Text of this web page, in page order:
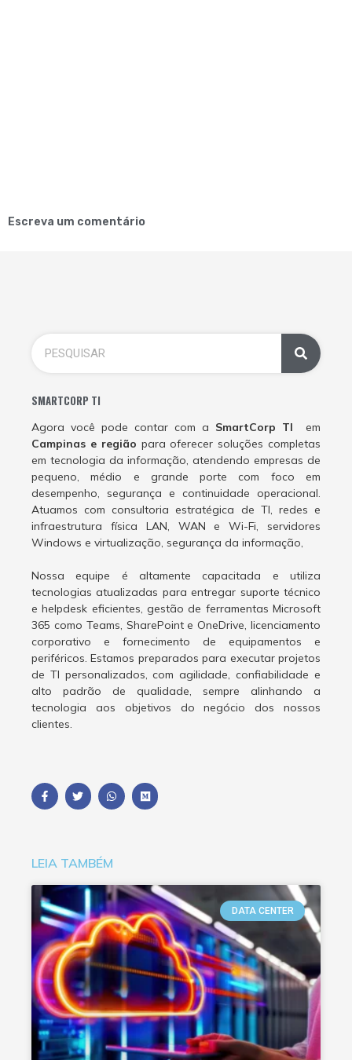
Escreva um comentário
SMARTCORP TI
Agora você pode contar com a SmartCorp TI em
Campinas e região para oferecer soluções completas
em tecnologia da informação, atendendo empresas de
pequeno, médio e grande porte com foco em
desempenho, segurança e continuidade operacional.
Atuamos com consultoria estratégica de TI, redes e
infraestrutura física LAN, WAN e Wi-Fi, servidores
Windows e virtualização, segurança da informação,
Nossa equipe é altamente capacitada e utiliza
tecnologias atualizadas para entregar suporte técnico
e helpdesk eficientes, gestão de ferramentas Microsoft
365 como Teams, SharePoint e OneDrive, licenciamento
corporativo e fornecimento de equipamentos e
periféricos. Estamos preparados para executar projetos
de TI personalizados, com agilidade, confiabilidade e
alto padrão de qualidade, sempre alinhando a
tecnologia aos objetivos do negócio dos nossos
clientes.
LEIA TAMBÉM
DATA CENTER